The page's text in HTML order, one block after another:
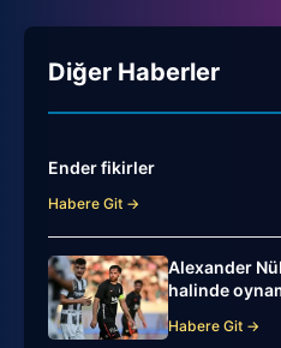
Diğer Haberler
Ender fikirler
Habere Git →
Alexander
halinde
Habere Git →